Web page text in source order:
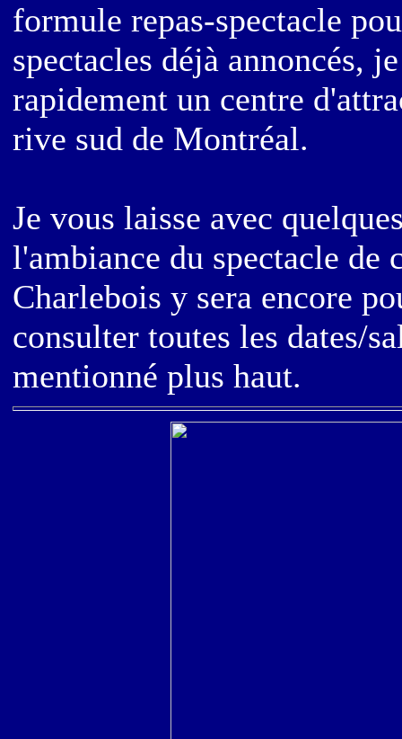
formule repas-spectacle
spectacles déjà annoncés,
rapidement un centre
rive sud de Montréal.
Je vous laisse avec
l'ambiance du spectacle de
Charlebois y sera encore
consulter toutes les dates/
mentionné plus haut.